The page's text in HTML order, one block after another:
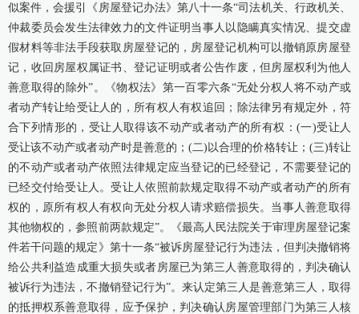
似案件，会援引《房屋登记办法》第八十一条“司法机关、行政机关、
仲裁委员会发生法律效力的文件证明当事人以隐瞒真实情况、提交虚
假材料等非法手段获取房屋登记的，房屋登记机构可以撤销原房屋登
记，收回房屋权属证书、登记证明或者公告作废，但房屋权利为他人
善意取得的除外”。《物权法》第一百零六条“无处分权人将不动产或
者动产转让给受让人的，所有权人有权追回；除法律另有规定外，符
合下列情形的，受让人取得该不动产或者动产的所有权：(一)受让人
受让该不动产或者动产时是善意的；(二)以合理的价格转让；(三)转让
的不动产或者动产依照法律规定应当登记的已经登记，不需要登记的
已经交付给受让人。受让人依照前款规定取得不动产或者动产的所有
权的，原所有权人有权向无处分权人请求赔偿损失。当事人善意取得
其他物权的，参照前两款规定”。《最高人民法院关于审理房屋登记案
件若干问题的规定》第十一条“被诉房屋登记行为违法，但判决撤销将
给公共利益造成重大损失或者房屋已为第三人善意取得的，判决确认
被诉行为违法，不撤销登记行为”。来认定第三人是善意第三人，取得
的抵押权系善意取得，应予保护，判决确认房屋管理部门为第三人核